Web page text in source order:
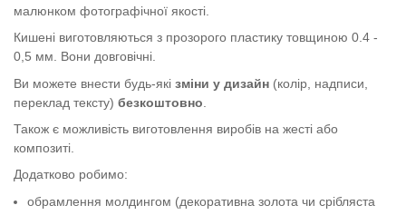
малюнком фотографічної якості.
Кишені виготовляються з прозорого пластику товщиною 0.4 -
0,5 мм. Вони довговічні.
Ви можете внести будь-які зміни у дизайн (колір, надписи,
переклад тексту) безкоштовно
Також є можливість виготовлення виробів на жесті або
композиті.
Додатково робимо:
обрамлення молдингом (декоративна золота чи срібляста